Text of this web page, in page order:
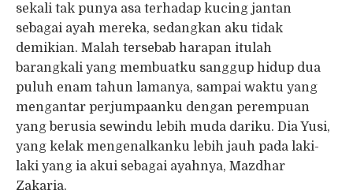
sekali tak punya asa terhadap kucing jantan
sebagai ayah mereka, sedangkan aku tidak
demikian. Malah tersebab harapan itulah
barangkali yang membuatku sanggup hidup dua
puluh enam tahun lamanya, sampai waktu yang
mengantar perjumpaanku dengan perempuan
yang berusia sewindu lebih muda dariku. Dia Yusi,
yang kelak mengenalkanku lebih jauh pada laki-
laki yang ia akui sebagai ayahnya, Mazdhar
Zakaria.